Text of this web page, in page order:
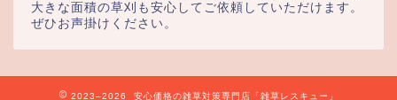
大きな面積の草刈も安心してご依頼していただけます。
ぜひお声掛けください。
2023–2026 安心価格の雑草対策専門店「雑草レスキュー」